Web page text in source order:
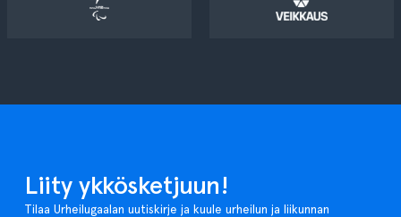
Liity ykkösketjuun!
Tilaa Urheilugaalan uutiskirje ja kuule urheilun ja liikunnan